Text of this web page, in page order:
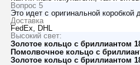
Вопрос 5
Это идет с оригинальной коробкой
Доставка
FedEx, DHL
Высокий свет:
Золотое кольцо с бриллиантом
Помолвочное кольцо с
Золотое кольцо с бриллиантом